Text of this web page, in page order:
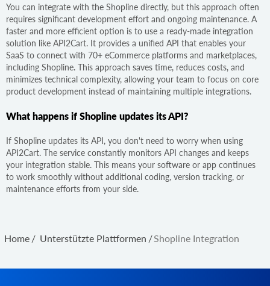
You can integrate with the Shopline directly, but this approach often
requires significant development effort and ongoing maintenance. A
faster and more efficient option is to use a ready-made integration
solution like API2Cart. It provides a unified API that enables your
SaaS to connect with 70+ eCommerce platforms and marketplaces,
including Shopline. This approach saves time, reduces costs, and
minimizes technical complexity, allowing your team to focus on core
product development instead of maintaining multiple integrations.
What happens if Shopline updates its API?
If Shopline updates its API, you don't need to worry when using
API2Cart. The service constantly monitors API changes and keeps
your integration stable. This means your software or app continues
to work smoothly without additional coding, version tracking, or
maintenance efforts from your side.
Home / Unterstützte Plattformen /Shopline Integration